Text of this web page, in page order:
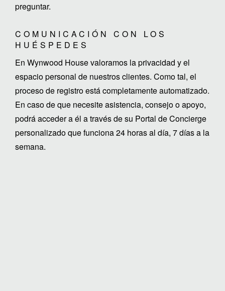
preguntar.
COMUNICACIÓN CON LOS
HUÉSPEDES
En Wynwood House valoramos la privacidad y el
espacio personal de nuestros clientes. Como tal, el
proceso de registro está completamente automatizado.
En caso de que necesite asistencia, consejo o apoyo,
podrá acceder a él a través de su Portal de Concierge
personalizado que funciona 24 horas al día, 7 días a la
semana.